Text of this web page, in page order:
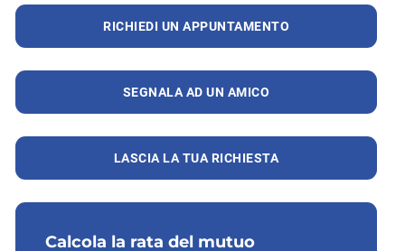
RICHIEDI UN APPUNTAMENTO
SEGNALA AD UN AMICO
LASCIA LA TUA RICHIESTA
Calcola la rata del mutuo